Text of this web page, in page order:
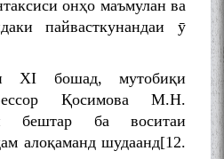
онҳо маъмулан ва
пайвасткунандаи ӯ
XI бошад, мутобиқи
Қосимова М.Н.
бештар ба воситаи
алоқаманд шудаанд[12.